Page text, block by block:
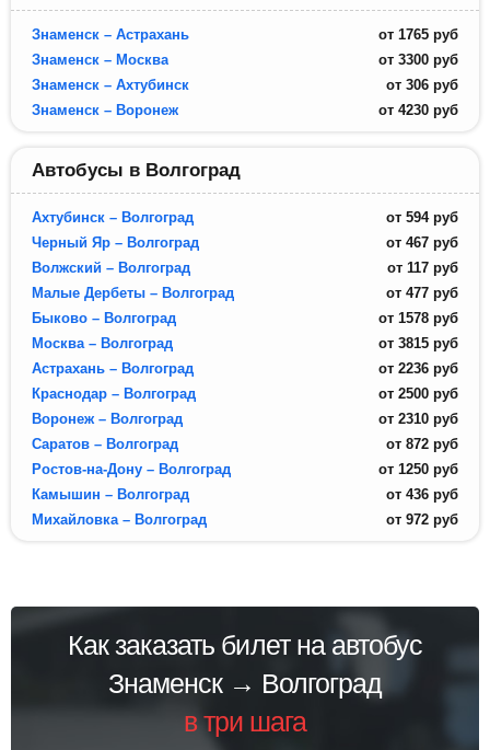
Знаменск – Астрахань от 1765 руб
Знаменск – Москва
от 3300 руб
Знаменск – Ахтубинск
от 306 руб
Знаменск – Воронеж
от 4230 руб
Автобусы в Волгоград
Ахтубинск – Волгоград от 594 руб
Черный Яр – Волгоград
от 467 руб
Волжский – Волгоград
от 117 руб
Малые Дербеты – Волгоград
от 477 руб
Быково – Волгоград
от 1578 руб
Москва – Волгоград
от 3815 руб
Астрахань – Волгоград
от 2236 руб
Краснодар – Волгоград
от 2500 руб
Воронеж – Волгоград
от 2310 руб
Саратов – Волгоград
от 872 руб
Ростов-на-Дону – Волгоград
от 1250 руб
Камышин – Волгоград
от 436 руб
Михайловка – Волгоград
от 972 руб
Как заказать билет на автобус
Знаменск → Волгоград
в три шага